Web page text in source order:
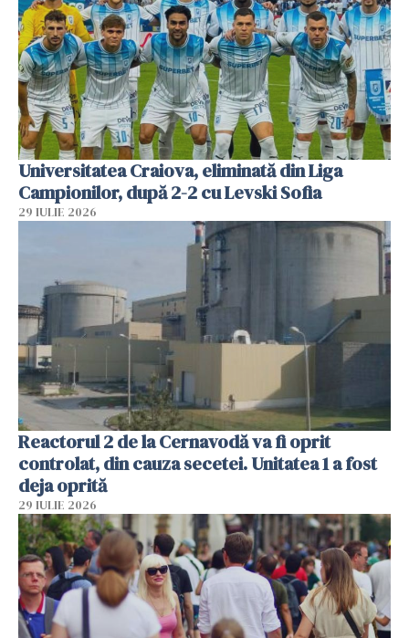
Universitatea Craiova, eliminată din Liga
Campionilor, după 2-2 cu Levski Sofia
29 IULIE 2026
Reactorul 2 de la Cernavodă va fi oprit
controlat, din cauza secetei. Unitatea 1 a fost
deja oprită
29 IULIE 2026